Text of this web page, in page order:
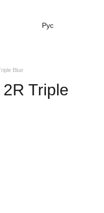
Рус
Blue
Triple